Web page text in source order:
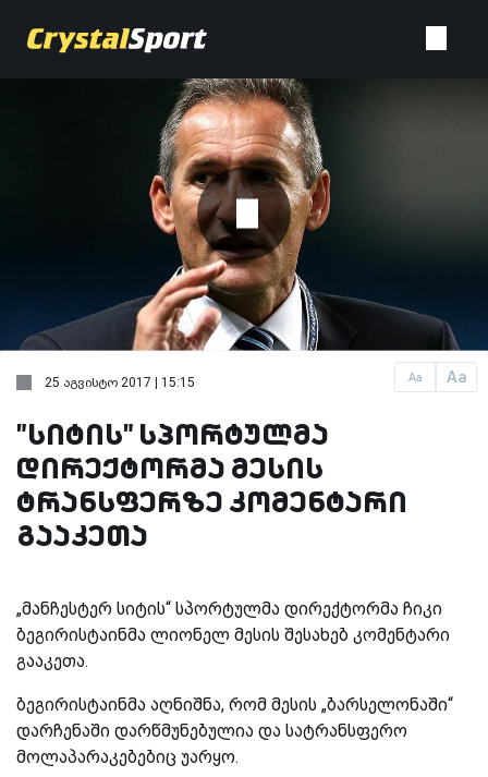
Aa Aa
25 აგვისტო 2017 | 15:15
"სიტის" სპორტულმა
დირექტორმა მესის
ტრანსფერზე კომენტარი
გააკეთა
„მანჩესტერ სიტის“ სპორტულმა დირექტორმა ჩიკი
ბეგირისტაინმა ლიონელ მესის შესახებ კომენტარი
გააკეთა.
ბეგირისტაინმა აღნიშნა, რომ მესის „ბარსელონაში“
დარჩენაში დარწმუნებულია და სატრანსფერო
მოლაპარაკებებიც უარყო.